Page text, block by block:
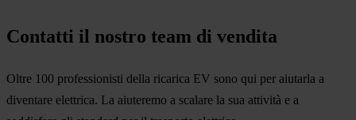
Contatti il nostro team di vendita
Oltre 100 professionisti della ricarica EV sono qui per aiutarla a
diventare elettrica. La aiuteremo a scalare la sua attività e a